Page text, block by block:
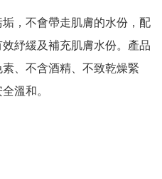
，不會帶走肌膚的水份，配
紓緩及補充肌膚水份。產品
、不含酒精、不致乾燥緊